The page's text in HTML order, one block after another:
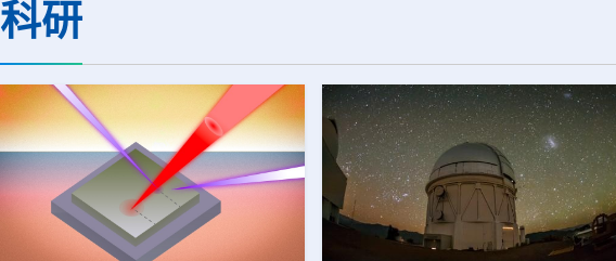
辐党委委员、总工程师、中核集团首
席科学家刘蕴韬接受记者专访时表
持续缩小城乡核医疗资源差距。同
时，以...
核磁共振成像仪。该设备若按计划
完...
科研